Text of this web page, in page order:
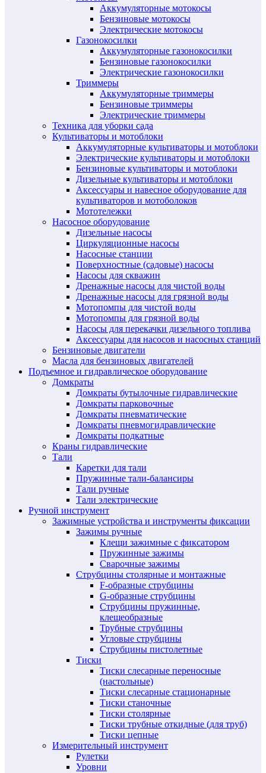
Аккумуляторные мотокосы
Бензиновые мотокосы
Электрические мотокосы
Газонокосилки
Аккумуляторные газонокосилки
Бензиновые газонокосилки
Электрические газонокосилки
Триммеры
Аккумуляторные триммеры
Бензиновые триммеры
Электрические триммеры
Техника для уборки сада
Культиваторы и мотоблоки
Аккумуляторные культиваторы и мотоблоки
Электрические культиваторы и мотоблоки
Бензиновые культиваторы и мотоблоки
Дизельные культиваторы и мотоблоки
Аксессуары и навесное оборудование для
культиваторов и мотоболоков
Мототележки
Насосное оборудование
Дизельные насосы
Циркуляционные насосы
Насосные станции
Поверхностные (садовые) насосы
Насосы для скважин
Дренажные насосы для чистой воды
Дренажные насосы для грязной воды
Мотопомпы для чистой воды
Мотопомпы для грязной воды
Насосы для перекачки дизельного топлива
Аксессуары для насосов и насосных станций
Бензиновые двигатели
Масла для бензиновых двигателей
Подъемное и гидравлическое оборудование
Домкраты
Домкраты бутылочные гидравлические
Домкраты парковочные
Домкраты пневматические
Домкраты пневмогидравлические
Домкраты подкатные
Краны гидравлические
Тали
Каретки для тали
Пружинные тали-балансиры
Тали ручные
Тали электрические
Ручной инструмент
Зажимные устройства и инструменты фиксации
Зажимы ручные
Клещи зажимные с фиксатором
Пружинные зажимы
Сварочные зажимы
Струбцины столярные и монтажные
F-образные струбцины
G-образные струбцины
Струбцины пружинные,
клещеобразные
Трубные струбцины
Угловые струбцины
Струбцины пистолетные
Тиски
Тиски слесарные переносные
(настольные)
Тиски слесарные стационарные
Тиски станочные
Тиски столярные
Тиски трубные откидные (для труб)
Тиски цепные
Измерительный инструмент
Рулетки
Уровни